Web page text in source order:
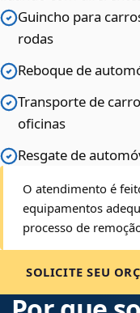
Guincho para
rodas
Reboque de
Transporte de
oficinas
Resgate de
O atendimento é
equipamentos
processo de
SOLICITE SEU